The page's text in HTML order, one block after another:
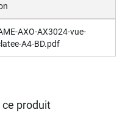
AXO-AX3024-vue-
A4-BD.pdf
ce produit